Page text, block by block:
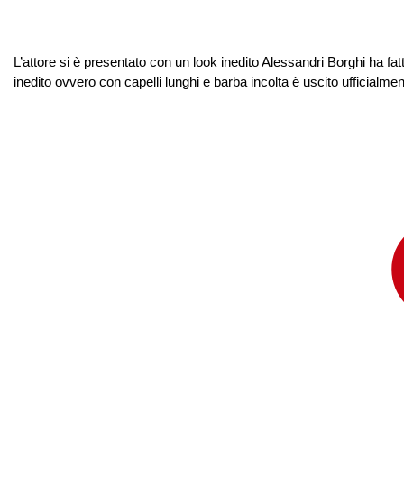
L’attore si è presentato con un look inedito Alessandri Borghi ha
inedito ovvero con capelli lunghi e barba incolta è uscito